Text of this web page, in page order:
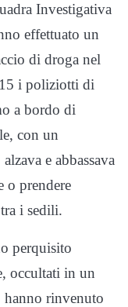
Investigativa
effettuato un
di droga nel
i poliziotti di
a bordo di
con un
e abbassava
o prendere
i sedili.
perquisito
occultati in un
hanno rinvenuto